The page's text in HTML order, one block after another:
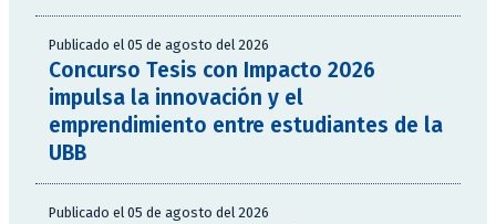
Publicado el 05 de agosto del 2026
Concurso Tesis con Impacto 2026
impulsa la innovación y el
emprendimiento entre estudiantes de la
UBB
Publicado el 05 de agosto del 2026